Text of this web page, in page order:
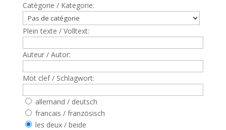
Catègorie / Kategorie:
Plein texte / Volltext:
Auteur / Autor:
Mot clef / Schlagwort:
allemand / deutsch
francais / französisch
les deux / beide